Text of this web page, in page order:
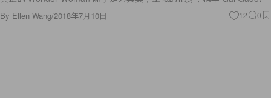
By Ellen Wang/2018年7月10日 12 0